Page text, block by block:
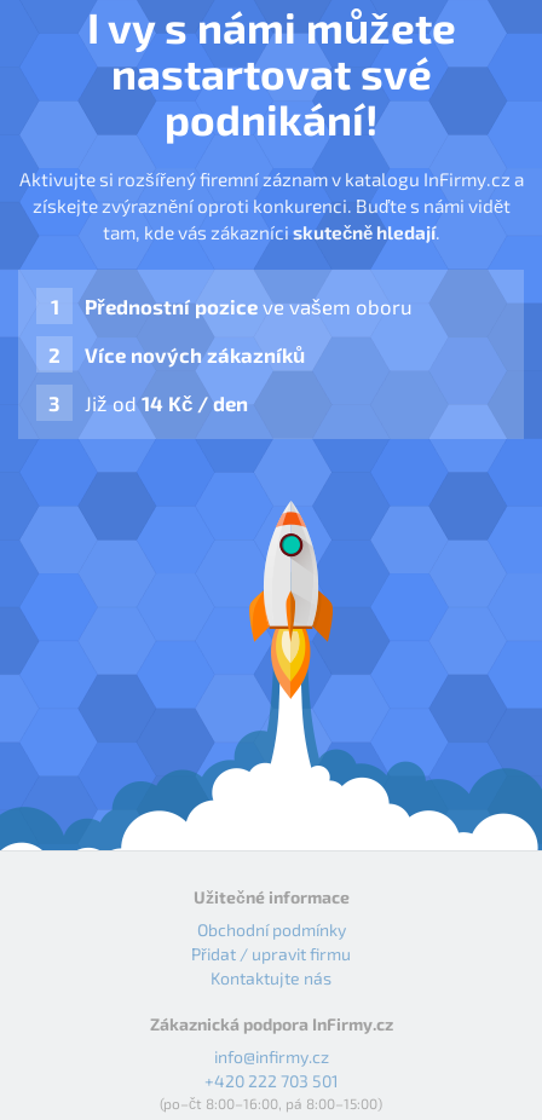
I vy s námi můžete
nastartovat své
podnikání!
Aktivujte si rozšířený firemní záznam v katalogu InFirmy.cz a
získejte zvýraznění oproti konkurenci. Buďte s námi vidět
tam, kde vás zákazníci skutečně hledají.
Přednostní pozice ve vašem oboru
Více nových zákazníků
Již od14 Kč / den
Užitečné informace
Obchodní podmínky
Přidat / upravit firmu
Kontaktujte nás
Zákaznická podpora InFirmy.cz
info@infirmy.cz
+420 222 703 501
(po–čt 8:00–16:00, pá 8:00–15:00)